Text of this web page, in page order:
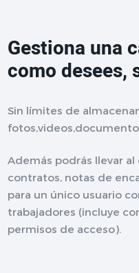
Gestiona una
como desees,
Sin límites de
Además podrás llevar al
contratos, notas de
para un único usuario
trabajadores (incluye
permisos de acceso).